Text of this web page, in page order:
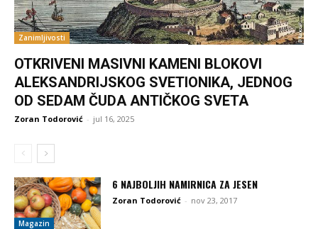
Zanimljivosti
OTKRIVENI MASIVNI KAMENI BLOKOVI
ALEKSANDRIJSKOG SVETIONIKA, JEDNOG
OD SEDAM ČUDA ANTIČKOG SVETA
Zoran Todorović - jul 16, 2025
Magazin
6 NAJBOLJIH NAMIRNICA ZA JESEN
Zoran Todorović - nov 23, 2017